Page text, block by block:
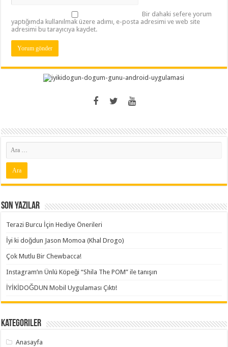
Bir dahaki sefere yorum
yaptığımda kullanılmak üzere adımı, e-posta adresimi ve web site
adresimi bu tarayıcıya kaydet.
Son Yazılar
Terazi Burcu İçin Hediye Önerileri
İyi ki doğdun Jason Momoa (Khal Drogo)
Çok Mutlu Bir Chewbacca!
Instagram’ın Ünlü Köpeği “Shila The POM” ile tanışın
İYİKİDOĞDUN Mobil Uygulaması Çıktı!
Kategoriler
Anasayfa